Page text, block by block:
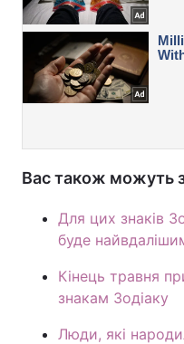
Вас також можуть
Для цих знаків
буде
Кінець травня
знакам Зодіаку
Люди, які